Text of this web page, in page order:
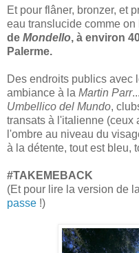
Et pour flâner, bronzer, et
eau translucide comme on
de Mondello, à environ
Palerme.
Des endroits publics avec
ambiance à la Martin Parr
Umbellico del Mundo,
transats à l'italienne (ceux
l'ombre au niveau du
à la détente, tout est bleu,
#TAKEMEBACK
(Et pour lire la version de
passe !)